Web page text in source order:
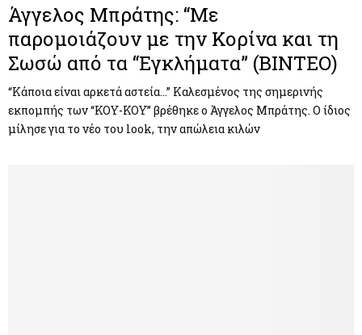
Άγγελος Μπράτης: “Με
παρομοιάζουν με την Κορίνα και τη
Σωσώ από τα “Εγκλήματα” (ΒΙΝΤΕΟ)
“Κάποια είναι αρκετά αστεία…” Καλεσμένος της σημερινής
εκπομπής των “ΚΟΥ-ΚΟΥ” βρέθηκε ο Άγγελος Μπράτης. Ο ίδιος
μίλησε για το νέο του look, την απώλεια κιλών